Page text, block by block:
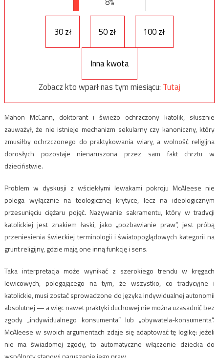
30 zł 50 zł 100 zł
Inna kwota
Zobacz kto wparł nas tym miesiącu: Tutaj
Mahon McCann, doktorant i świeżo ochrzczony katolik, słusznie
zauważył, że nie istnieje mechanizm sekularny czy kanoniczny, który
zmusiłby ochrzczonego do praktykowania wiary, a wolność religijna
dorosłych pozostaje nienaruszona przez sam fakt chrztu w
dzieciństwie.
Problem w dyskusji z wściekłymi lewakami pokroju McAleese nie
polega wyłącznie na teologicznej krytyce, lecz na ideologicznym
przesunięciu ciężaru pojęć. Nazywanie sakramentu, który w tradycji
katolickiej jest znakiem łaski, jako „pozbawianie praw”, jest próbą
przeniesienia świeckiej terminologii i światopoglądowych kategorii na
grunt religijny, gdzie mają one inną funkcję i sens.
Taka interpretacja może wynikać z szerokiego trendu w kręgach
lewicowych, polegającego na tym, że wszystko, co tradycyjne i
katolickie, musi zostać sprowadzone do języka indywidualnej autonomii
absolutnej — a więc nawet praktyki duchowej nie można uzasadnić bez
zgody „indywidualnego konsumenta” lub „obywatela-konsumenta”.
McAleese w swoich argumentach zdaje się adaptować tę logikę: jeżeli
nie ma świadomej zgody, to automatyczne włączenie dziecka do